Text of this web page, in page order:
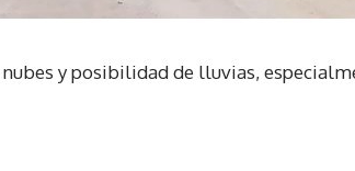
y posibilidad de lluvias,